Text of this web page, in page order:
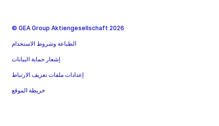
© GEA Group Aktiengesellschaft 2026
الطباعة وشروط الاستخدام
إشعار حماية البيانات
إعدادات ملفات تعريف الارتباط
خريطة الموقع